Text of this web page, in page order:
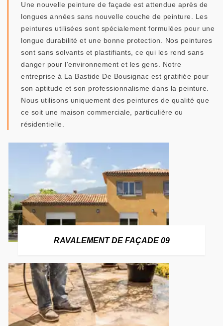
Une nouvelle peinture de façade est attendue après de
longues années sans nouvelle couche de peinture. Les
peintures utilisées sont spécialement formulées pour une
longue durabilité et une bonne protection. Nos peintures
sont sans solvants et plastifiants, ce qui les rend sans
danger pour l'environnement et les gens. Notre
entreprise à La Bastide De Bousignac est gratifiée pour
son aptitude et son professionnalisme dans la peinture.
Nous utilisons uniquement des peintures de qualité que
ce soit une maison commerciale, particulière ou
résidentielle.
RAVALEMENT DE FAÇADE 09